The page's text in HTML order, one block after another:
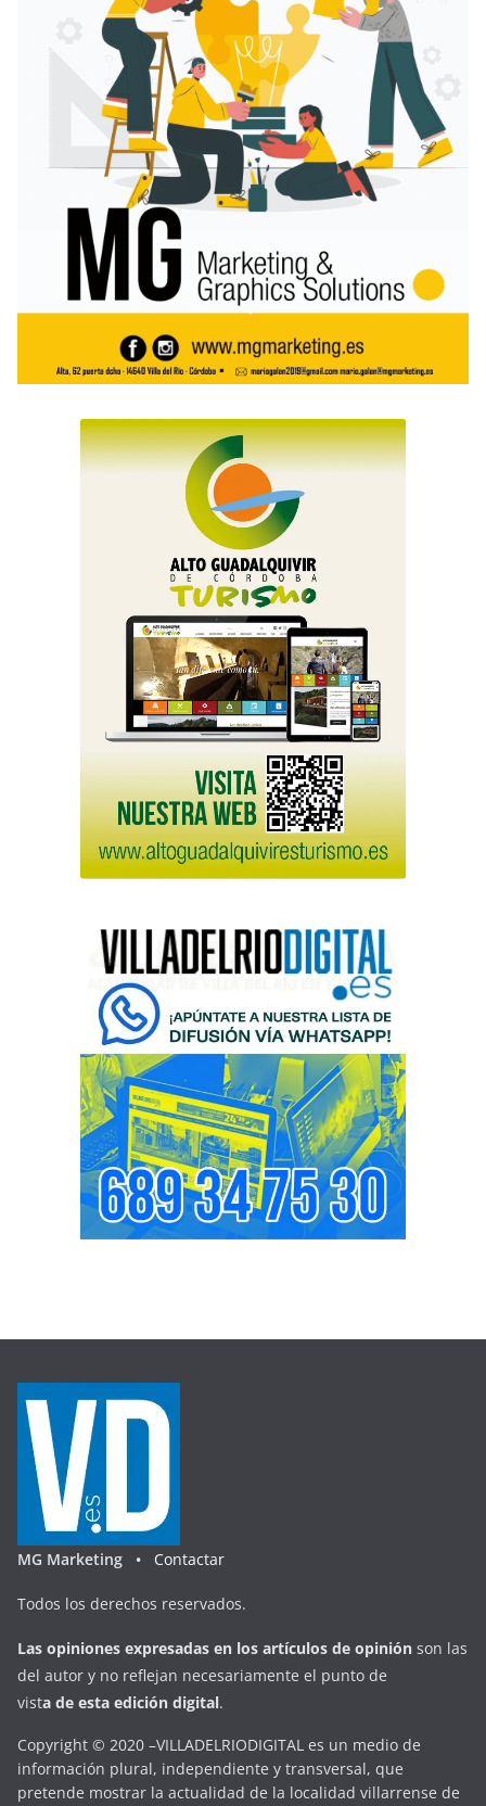
MG Marketing • Contactar
Todos los derechos reservados.
Las opiniones expresadas en los artículos de opinión son las
del autor y no reflejan necesariamente el punto de
vista de esta edición digital.
Copyright © 2020 –VILLADELRIODIGITAL es un medio de
información plural, independiente y transversal, que
pretende mostrar la actualidad de la localidad villarrense de